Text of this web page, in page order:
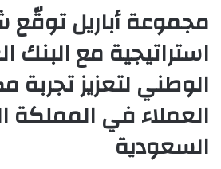
مجموعة أباريل توقّع
استراتيجية مع البنك
الوطني لتعزيز تجربة
العملاء في المملكة
السعودية